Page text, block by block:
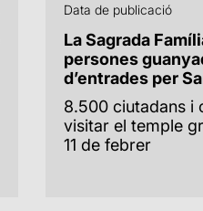
Data de publicació
La Sagrada
persones
d’entrades per
8.500 ciutadans i
visitar el temple
11 de febrer